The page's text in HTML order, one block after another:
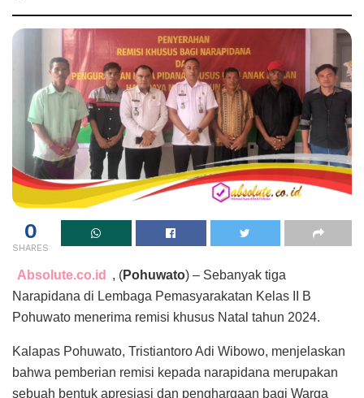
0
SHARES
Absolute.co.id , (Pohuwato) – Sebanyak tiga
Narapidana di Lembaga Pemasyarakatan Kelas II B
Pohuwato menerima remisi khusus Natal tahun 2024.
Kalapas Pohuwato, Tristiantoro Adi Wibowo, menjelaskan
bahwa pemberian remisi kepada narapidana merupakan
sebuah bentuk apresiasi dan penghargaan bagi Warga